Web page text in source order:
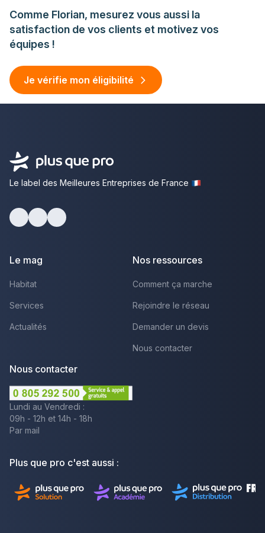
Comme Florian, mesurez vous aussi la
satisfaction de vos clients et motivez vos
équipes !
Je vérifie mon éligibilité
Le label des Meilleures Entreprises de France
Le mag
Habitat
Services
Actualités
Nos ressources
Comment ça marche
Rejoindre le réseau
Demander un devis
Nous contacter
Nous contacter
Lundi au Vendredi :
09h - 12h et 14h - 18h
Par mail
Plus que pro c'est aussi :